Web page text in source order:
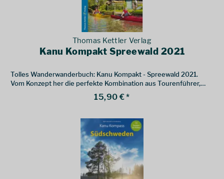
Thomas Kettler Verlag
Kanu Kompakt Spreewald 2021
Tolles Wanderwanderbuch: Kanu Kompakt - Spreewald 2021.
Vom Konzept her die perfekte Kombination aus Tourenführer,
Wasserwanderkarte, Reiseführer und Kanufahrschule
15,90 € *